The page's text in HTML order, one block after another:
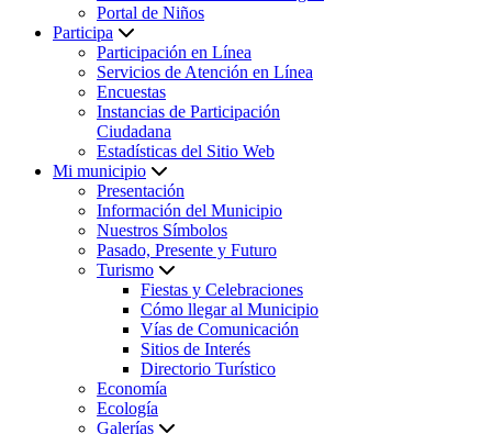
Portal de Niños
Participa
Participación en Línea
Servicios de Atención en Línea
Encuestas
Instancias de Participación
Ciudadana
Estadísticas del Sitio Web
Mi municipio
Presentación
Información del Municipio
Nuestros Símbolos
Pasado, Presente y Futuro
Turismo
Fiestas y Celebraciones
Cómo llegar al Municipio
Vías de Comunicación
Sitios de Interés
Directorio Turístico
Economía
Ecología
Galerías